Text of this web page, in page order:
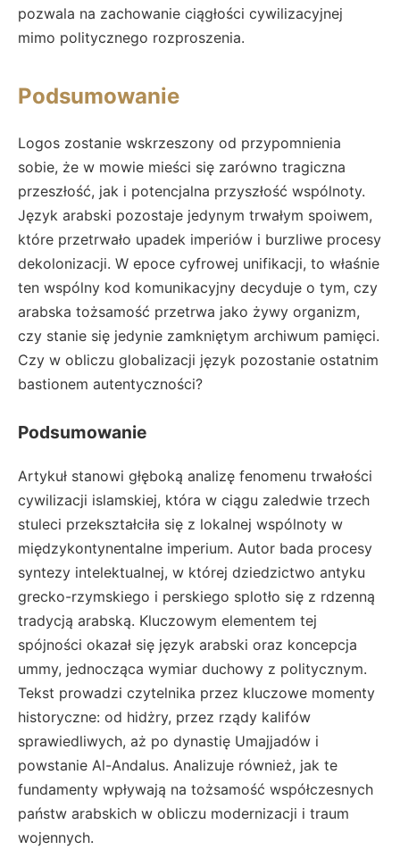
pozwala na zachowanie ciągłości cywilizacyjnej
mimo politycznego rozproszenia.
Podsumowanie
Logos zostanie wskrzeszony od przypomnienia
sobie, że w mowie mieści się zarówno tragiczna
przeszłość, jak i potencjalna przyszłość wspólnoty.
Język arabski pozostaje jedynym trwałym spoiwem,
które przetrwało upadek imperiów i burzliwe procesy
dekolonizacji. W epoce cyfrowej unifikacji, to właśnie
ten wspólny kod komunikacyjny decyduje o tym, czy
arabska tożsamość przetrwa jako żywy organizm,
czy stanie się jedynie zamkniętym archiwum pamięci.
Czy w obliczu globalizacji język pozostanie ostatnim
bastionem autentyczności?
Podsumowanie
Artykuł stanowi głęboką analizę fenomenu trwałości
cywilizacji islamskiej, która w ciągu zaledwie trzech
stuleci przekształciła się z lokalnej wspólnoty w
międzykontynentalne imperium. Autor bada procesy
syntezy intelektualnej, w której dziedzictwo antyku
grecko-rzymskiego i perskiego splotło się z rdzenną
tradycją arabską. Kluczowym elementem tej
spójności okazał się język arabski oraz koncepcja
ummy, jednocząca wymiar duchowy z politycznym.
Tekst prowadzi czytelnika przez kluczowe momenty
historyczne: od hidżry, przez rządy kalifów
sprawiedliwych, aż po dynastię Umajjadów i
powstanie Al-Andalus. Analizuje również, jak te
fundamenty wpływają na tożsamość współczesnych
państw arabskich w obliczu modernizacji i traum
wojennych.